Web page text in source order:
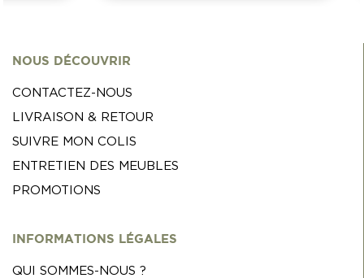
NOUS DÉCOUVRIR
CONTACTEZ-NOUS
LIVRAISON & RETOUR
SUIVRE MON COLIS
ENTRETIEN DES MEUBLES
PROMOTIONS
INFORMATIONS LÉGALES
QUI SOMMES-NOUS ?